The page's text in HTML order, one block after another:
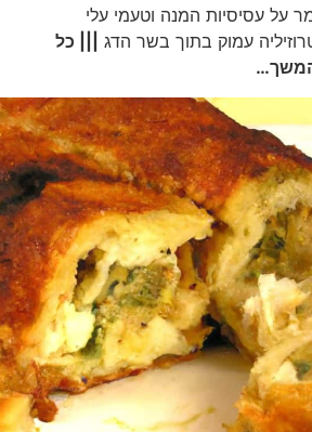
עסיסיות המנה וטעמי עלי
עמוק בתוך בשר הדג||| כל